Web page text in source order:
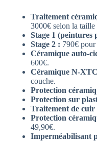
Traitement
3000€ selon la
Stage 1 (peintures
Stage 2 : 790€ pour
Céramique auto-
600€.
Céramique N-
couche.
Protection
Protection sur
Traitement de cuir
Protection
49,90€.
Imperméabilisant